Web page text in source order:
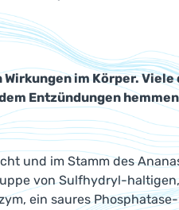
im Körper.
Entzündungen
und im Stamm des
von Sulfhydryl-
ein saures